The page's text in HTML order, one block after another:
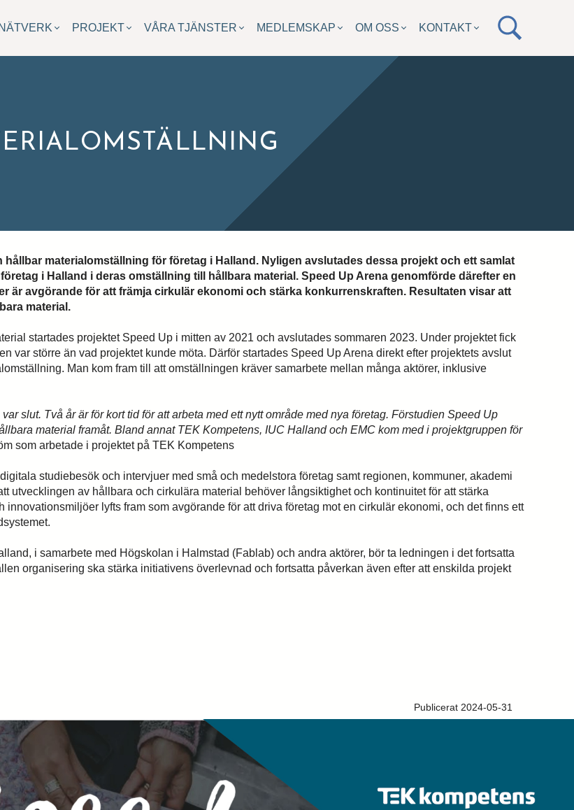
NÄTVERK PROJEKT VÅRA TJÄNSTER MEDLEMSKAP OM OSS KONTAKT
hållbar materialomställning för företag i Halland. Nyligen avslutades dessa projekt och ett samlat
i Halland i deras omställning till hållbara material. Speed Up Arena genomförde därefter en
är avgörande för att främja cirkulär ekonomi och stärka konkurrenskraften. Resultaten visar att
material.
startades projektet Speed Up i mitten av 2021 och avslutades sommaren 2023. Under projektet fick
var större än vad projektet kunde möta. Därför startades Speed Up Arena direkt efter projektets avslut
Man kom fram till att omställningen kräver samarbete mellan många aktörer, inklusive
slut. Två år är för kort tid för att arbeta med ett nytt område med nya företag. Förstudien Speed Up
material framåt. Bland annat TEK Kompetens, IUC Halland och EMC kom med i projektgruppen för
som arbetade i projektet på TEK Kompetens
studiebesök och intervjuer med små och medelstora företag samt regionen, kommuner, akademi
utvecklingen av hållbara och cirkulära material behöver långsiktighet och kontinuitet för att stärka
lyfts fram som avgörande för att driva företag mot en cirkulär ekonomi, och det finns ett
i samarbete med Högskolan i Halmstad (Fablab) och andra aktörer, bör ta ledningen i det fortsatta
organisering ska stärka initiativens överlevnad och fortsatta påverkan även efter att enskilda projekt
Publicerat 2024-05-31
du söker?
du har för behov och önskemål, så återkommer vi med